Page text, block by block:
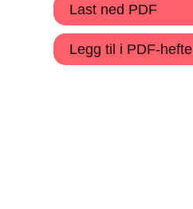
Last ned PDF
Legg til i PDF-hefte